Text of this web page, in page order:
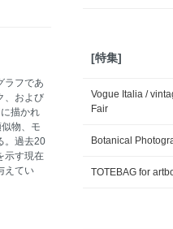
ラフであ
、および
描かれ
物、モ
。過去20
示す現在
えてい
[特集]
Vogue Italia /
Fair
Botanical
TOTEBAG for